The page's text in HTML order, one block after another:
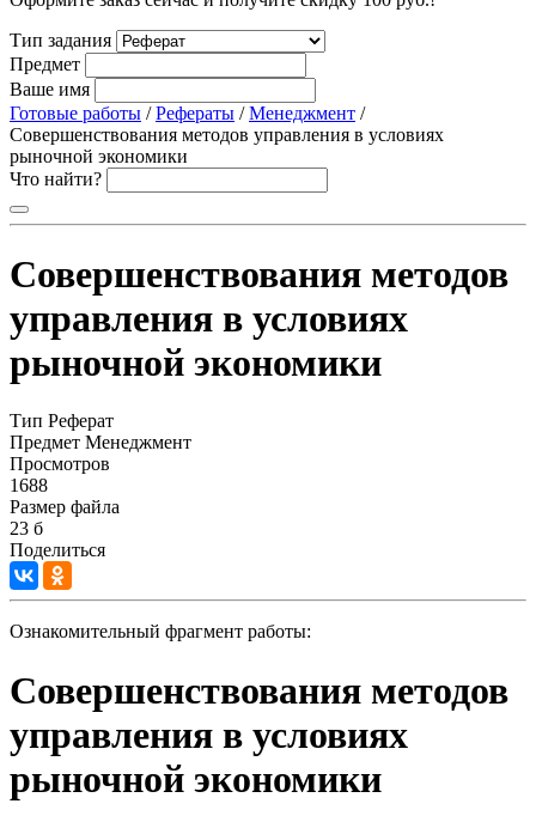
Тип задания
Предмет
Ваше имя
Готовые работы /Рефераты /Менеджмент /
Совершенствования методов управления в условиях
рыночной экономики
Что найти?
Совершенствования методов
управления в условиях
рыночной экономики
Тип Реферат
Предмет Менеджмент
Просмотров
1688
Размер файла
23 б
Поделиться
Ознакомительный фрагмент работы:
Совершенствования методов
управления в условиях
рыночной экономики